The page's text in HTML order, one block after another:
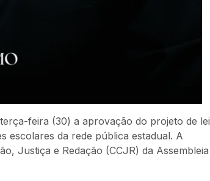
feira (30) a aprovação do projeto de lei
escolares da rede pública estadual. A
Justiça e Redação (CCJR) da Assembleia